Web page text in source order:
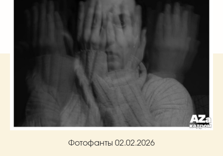
Фотофанты 02.02.2026